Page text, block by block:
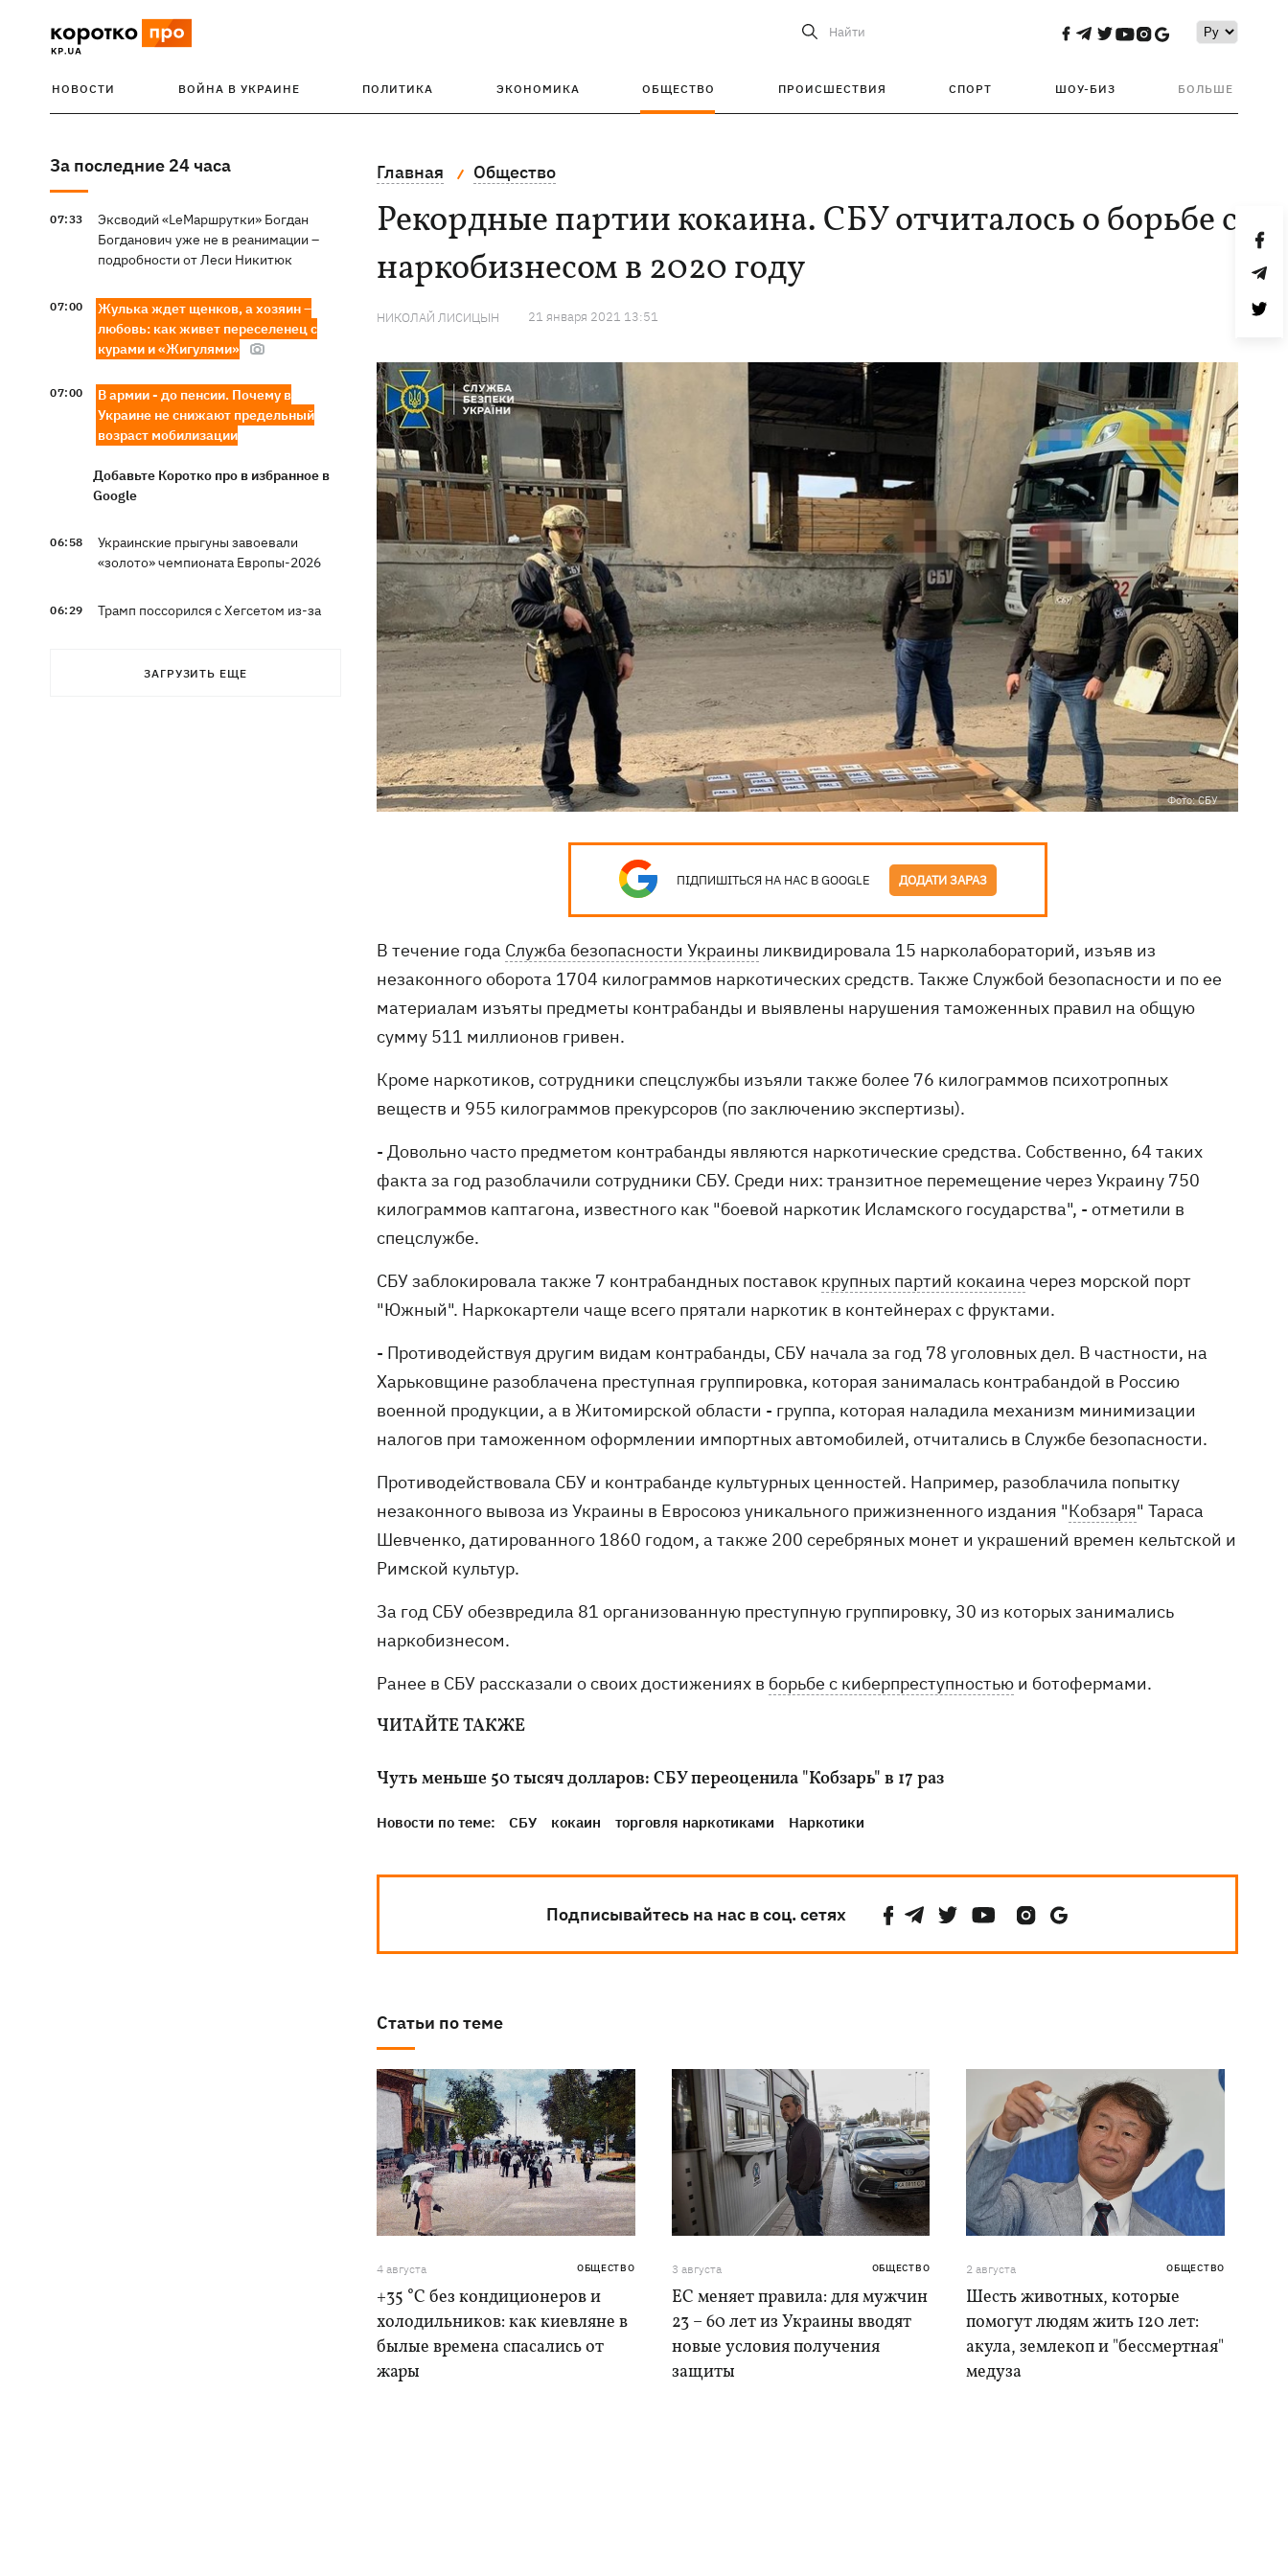
Найти
НОВОСТИ ВОЙНА В УКРАИНЕ ПОЛИТИКА ЭКОНОМИКА ОБЩЕСТВО ПРОИСШЕСТВИЯ СПОРТ ШОУ-БИЗ БОЛЬШЕ
За последние 24 часа
07:33
Эксводий «LeМаршрутки» Богдан
Богданович уже не в реанимации –
подробности от Леси Никитюк
07:00
Жулька ждет щенков, а хозяин –
любовь: как живет переселенец с
курами и «Жигулями»
07:00
В армии - до пенсии. Почему в
Украине не снижают предельный
возраст мобилизации
Добавьте Коротко про в избранное в
Google
06:58
Украинские прыгуны завоевали
«золото» чемпионата Европы-2026
06:29
Трамп поссорился с Хегсетом из-за
ЗАГРУЗИТЬ ЕЩЕ
Главная Общество
Рекордные партии кокаина. СБУ отчиталось о борьбе с
наркобизнесом в 2020 году
НИКОЛАЙ ЛИСИЦЫН 21 января 2021 13:51
Фото: СБУ
ПІДПИШІТЬСЯ НА НАС В GOOGLE ДОДАТИ ЗАРАЗ
В течение года Служба безопасности Украины ликвидировала 15 нарколабораторий, изъяв из
незаконного оборота 1704 килограммов наркотических средств. Также Службой безопасности и по ее
материалам изъяты предметы контрабанды и выявлены нарушения таможенных правил на общую
сумму 511 миллионов гривен.
Кроме наркотиков, сотрудники спецслужбы изъяли также более 76 килограммов психотропных
веществ и 955 килограммов прекурсоров (по заключению экспертизы).
- Довольно часто предметом контрабанды являются наркотические средства. Собственно, 64 таких
факта за год разоблачили сотрудники СБУ. Среди них: транзитное перемещение через Украину 750
килограммов каптагона, известного как "боевой наркотик Исламского государства", - отметили в
спецслужбе.
СБУ заблокировала также 7 контрабандных поставок крупных партий кокаина через морской порт
"Южный". Наркокартели чаще всего прятали наркотик в контейнерах с фруктами.
- Противодействуя другим видам контрабанды, СБУ начала за год 78 уголовных дел. В частности, на
Харьковщине разоблачена преступная группировка, которая занималась контрабандой в Россию
военной продукции, а в Житомирской области - группа, которая наладила механизм минимизации
налогов при таможенном оформлении импортных автомобилей, отчитались в Службе безопасности.
Противодействовала СБУ и контрабанде культурных ценностей. Например, разоблачила попытку
незаконного вывоза из Украины в Евросоюз уникального прижизненного издания "Кобзаря" Тараса
Шевченко, датированного 1860 годом, а также 200 серебряных монет и украшений времен кельтской и
Римской культур.
За год СБУ обезвредила 81 организованную преступную группировку, 30 из которых занимались
наркобизнесом.
Ранее в СБУ рассказали о своих достижениях в борьбе с киберпреступностью и ботофермами.
ЧИТАЙТЕ ТАКЖЕ
Чуть меньше 50 тысяч долларов: СБУ переоценила "Кобзарь" в 17 раз
Новости по теме: СБУ кокаин торговля наркотиками Наркотики
Подписывайтесь на нас в соц. сетях
Статьи по теме
4 августа ОБЩЕСТВО
+35 °C без кондиционеров и
холодильников: как киевляне в
былые времена спасались от
жары
3 августа ОБЩЕСТВО
ЕС меняет правила: для мужчин
23 – 60 лет из Украины вводят
новые условия получения
защиты
2 августа ОБЩЕСТВО
Шесть животных, которые
помогут людям жить 120 лет:
акула, землекоп и "бессмертная"
медуза